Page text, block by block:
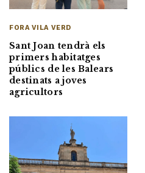
FORA VILA VERD
Sant Joan tendrà els
primers habitatges
públics de les Balears
destinats a joves
agricultors